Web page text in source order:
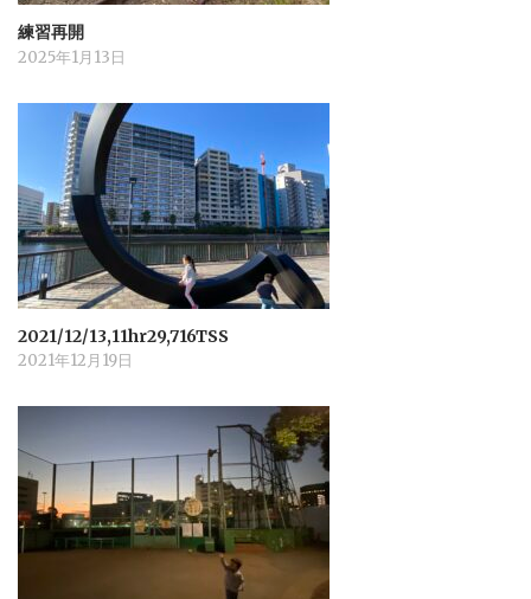
練習再開
2025年1月13日
2021/12/13,11hr29,716TSS
2021年12月19日